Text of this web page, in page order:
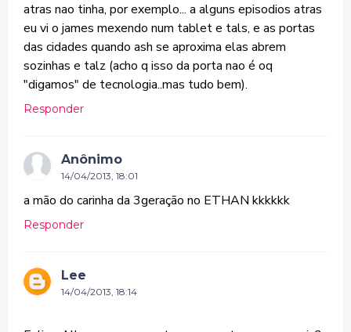
atras nao tinha, por exemplo... a alguns episodios atras
eu vi o james mexendo num tablet e tals, e as portas
das cidades quando ash se aproxima elas abrem
sozinhas e talz (acho q isso da porta nao é oq
"digamos" de tecnologia..mas tudo bem).
Responder
Anônimo
14/04/2013, 18:01
a mão do carinha da 3geração no ETHAN kkkkkk
Responder
Lee
14/04/2013, 18:14